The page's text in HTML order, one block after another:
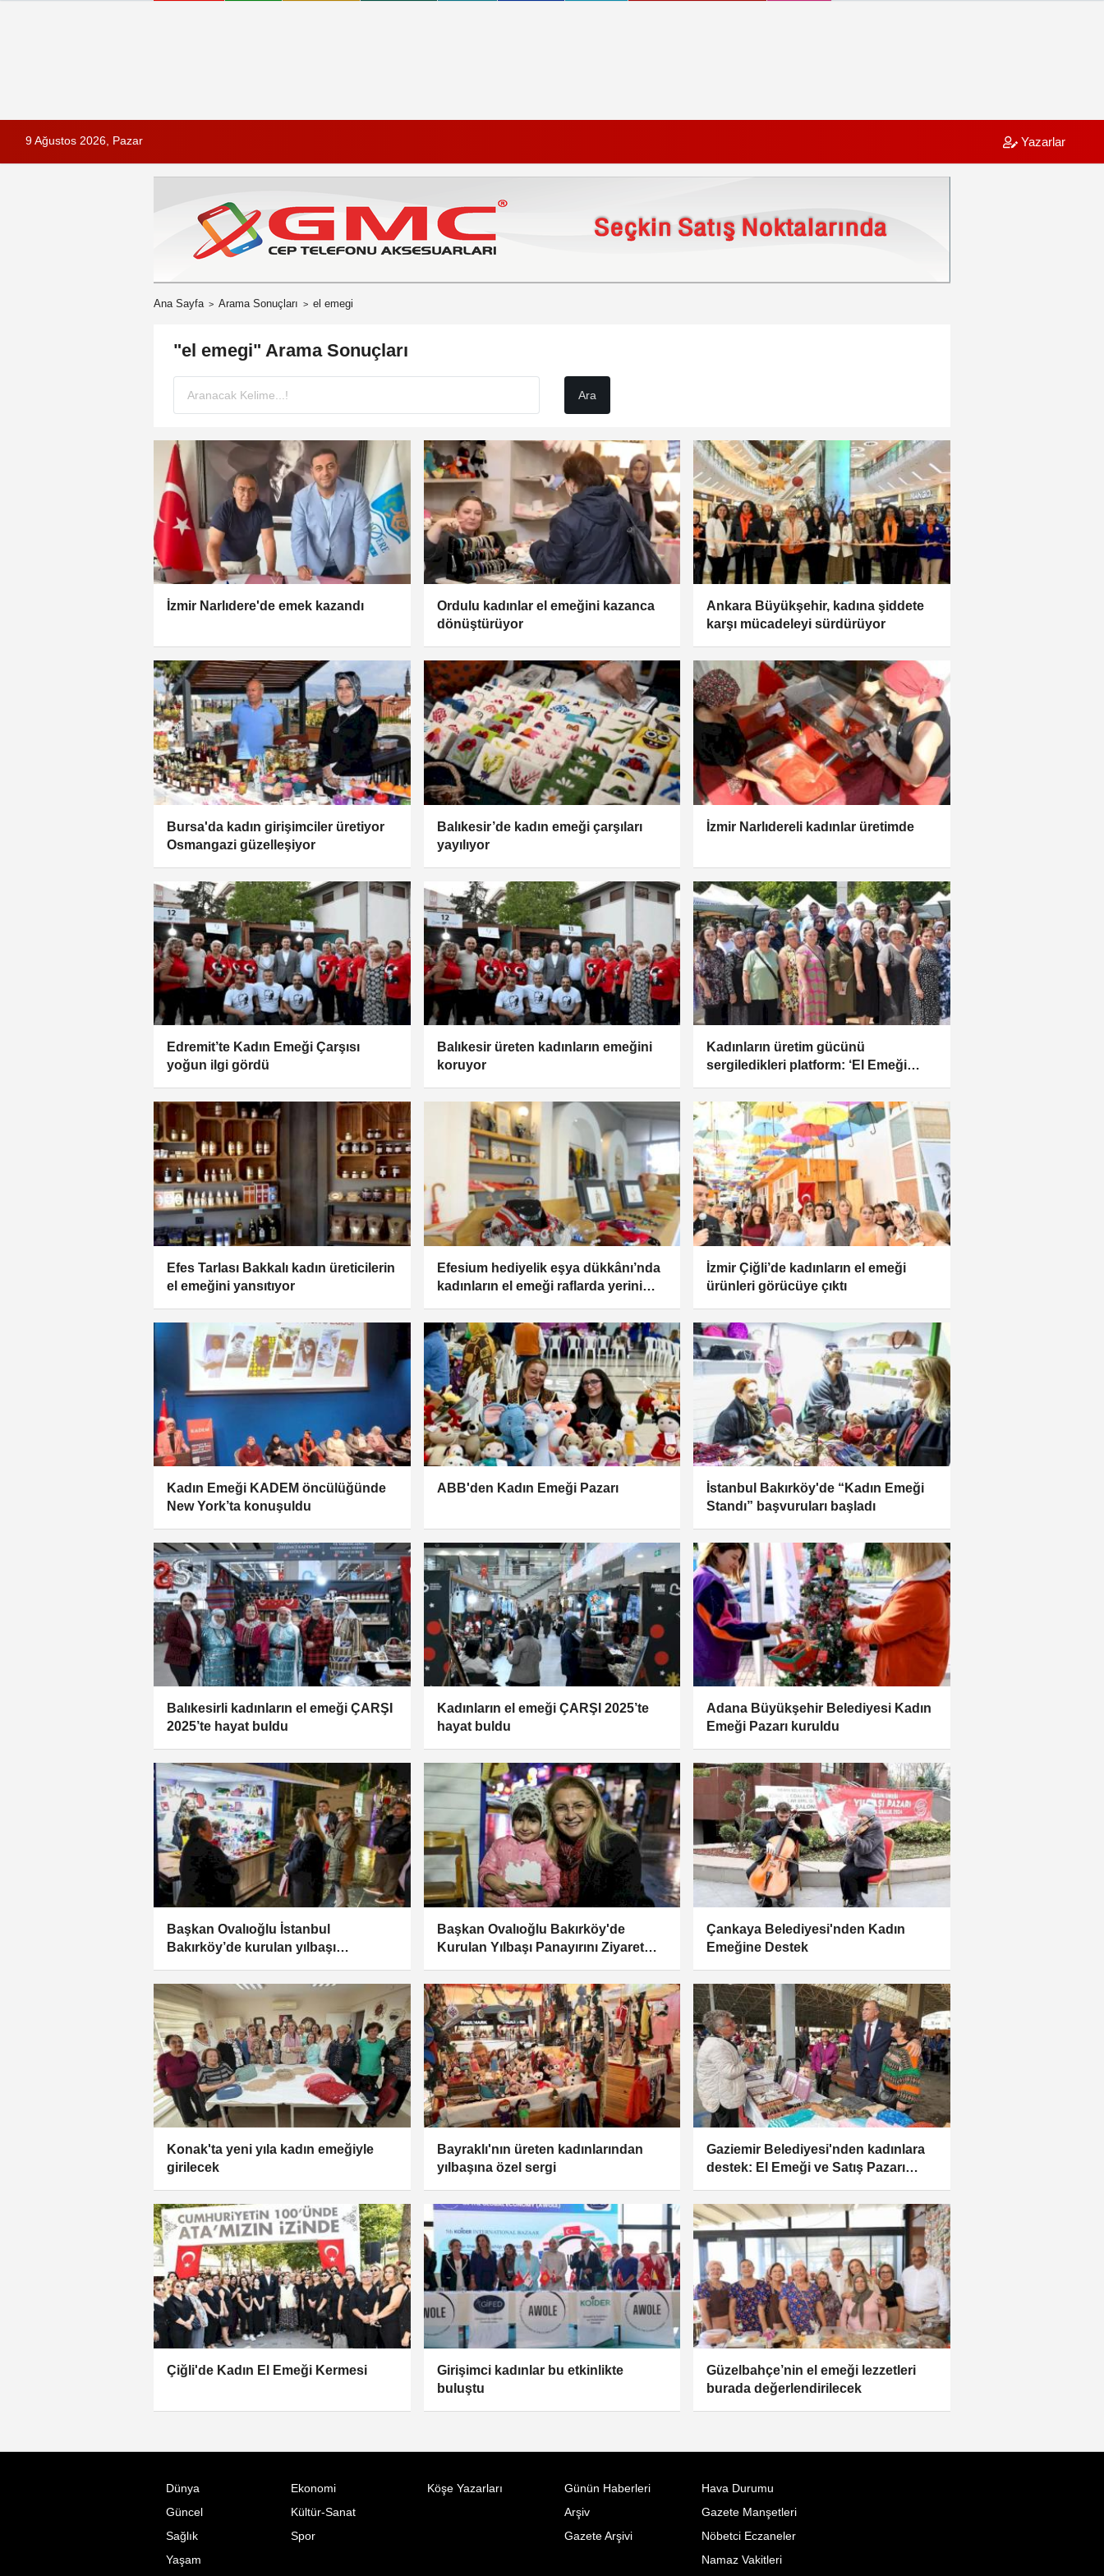
9 Ağustos 2026, Pazar Yazarlar
Ana Sayfa Arama Sonuçları el emegi
"el emegi" Arama Sonuçları
İzmir Narlıdere'de emek kazandı
Ordulu kadınlar el emeğini kazanca
dönüştürüyor
Ankara Büyükşehir, kadına şiddete
karşı mücadeleyi sürdürüyor
Bursa'da kadın girişimciler üretiyor
Osmangazi güzelleşiyor
Balıkesir’de kadın emeği çarşıları
yayılıyor
İzmir Narlıdereli kadınlar üretimde
Edremit’te Kadın Emeği Çarşısı
yoğun ilgi gördü
Balıkesir üreten kadınların emeğini
koruyor
Kadınların üretim gücünü
sergiledikleri platform: ‘El Emeği
Efes Tarlası Bakkalı kadın üreticilerin
el emeğini yansıtıyor
Efesium hediyelik eşya dükkânı’nda
kadınların el emeği raflarda yerini
İzmir Çiğli’de kadınların el emeği
ürünleri görücüye çıktı
Kadın Emeği KADEM öncülüğünde
New York’ta konuşuldu
ABB'den Kadın Emeği Pazarı
İstanbul Bakırköy'de “Kadın Emeği
Standı” başvuruları başladı
Balıkesirli kadınların el emeği ÇARŞI
2025’te hayat buldu
Kadınların el emeği ÇARŞI 2025’te
hayat buldu
Adana Büyükşehir Belediyesi Kadın
Emeği Pazarı kuruldu
Başkan Ovalıoğlu İstanbul
Bakırköy’de kurulan yılbaşı
Başkan Ovalıoğlu Bakırköy'de
Kurulan Yılbaşı Panayırını Ziyaret
Çankaya Belediyesi'nden Kadın
Emeğine Destek
Konak'ta yeni yıla kadın emeğiyle
girilecek
Bayraklı'nın üreten kadınlarından
yılbaşına özel sergi
Gaziemir Belediyesi'nden kadınlara
destek: El Emeği ve Satış Pazarı
Çiğli'de Kadın El Emeği Kermesi
Girişimci kadınlar bu etkinlikte
buluştu
Güzelbahçe’nin el emeği lezzetleri
burada değerlendirilecek
Dünya
Ekonomi
Güncel
Kültür-Sanat
Sağlık
Spor
Yaşam
Köşe Yazarları
Günün Haberleri
Arşiv
Gazete Arşivi
Hava Durumu
Gazete Manşetleri
Nöbetci Eczaneler
Namaz Vakitleri